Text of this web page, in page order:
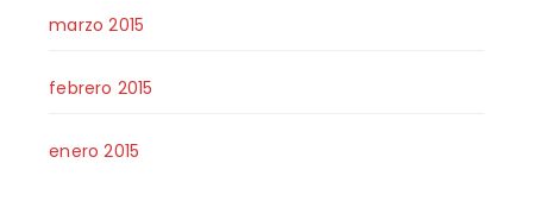
marzo 2015
febrero 2015
enero 2015